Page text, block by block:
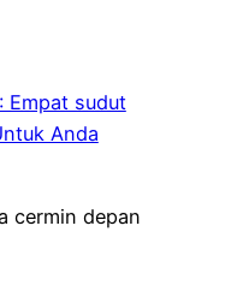
Empat sudut
Anda
cermin depan